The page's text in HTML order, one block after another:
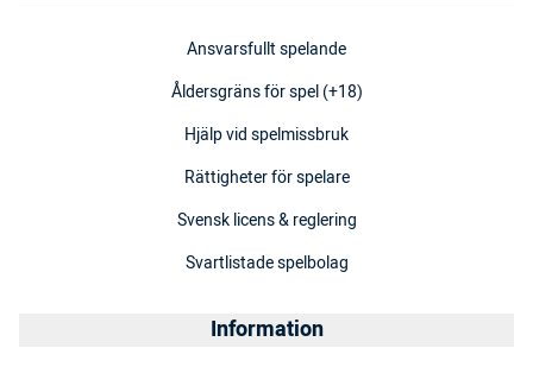
Ansvarsfullt spelande
Åldersgräns för spel (+18)
Hjälp vid spelmissbruk
Rättigheter för spelare
Svensk licens & reglering
Svartlistade spelbolag
Information